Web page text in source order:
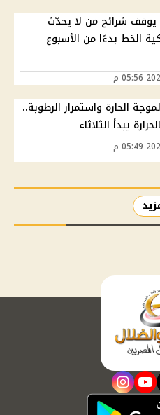
يوقف شرائح من لا يحدّث
الخط بدءًا من الأسبوع
الحارة واستمرار الرطوبة..
يبدأ الثلاثاء
youtube
instagram